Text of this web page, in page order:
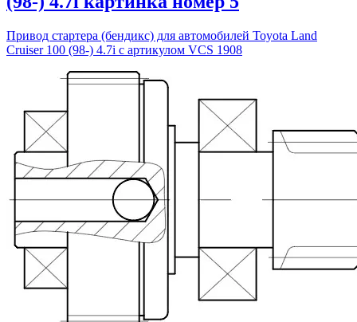
Привод стартера (бендикс) для автомобилей Toyota Land
Cruiser 100 (98-) 4.7i с артикулом VCS 1908